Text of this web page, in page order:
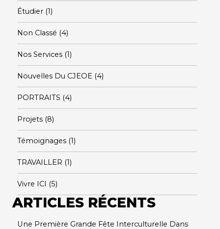
Étudier (1)
Non Classé (4)
Nos Services (1)
Nouvelles Du CJEOE (4)
PORTRAITS (4)
Projets (8)
Témoignages (1)
TRAVAILLER (1)
Vivre ICI (5)
ARTICLES RÉCENTS
Une Première Grande Fête Interculturelle Dans